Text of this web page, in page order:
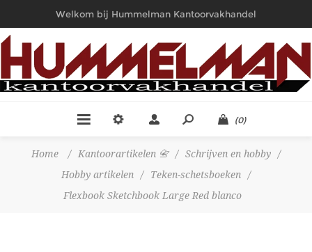
Welkom bij Hummelman Kantoorvakhandel
(0)
Home / Kantoorartikelen 📇 / Schrijven en hobby
/
Hobby artikelen
/ Teken-schetsboeken
/
Flexbook Sketchbook Large Red blanco